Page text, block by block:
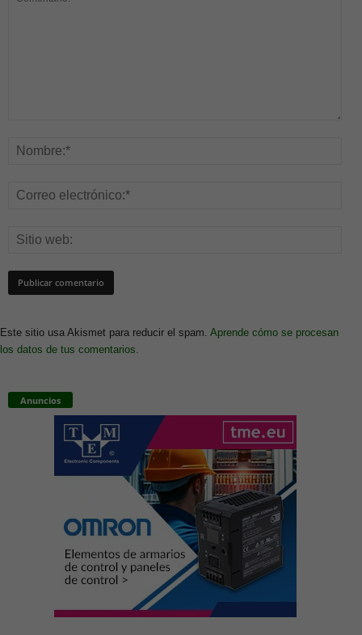
Este sitio usa Akismet para reducir el spam. Aprende cómo se procesan
los datos de tus comentarios.
Anuncios